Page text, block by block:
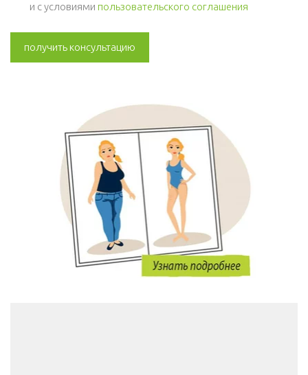
и с условиями пользовательского соглашения
получить консультацию